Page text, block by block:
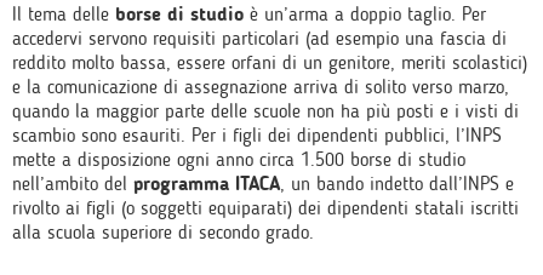
Il tema delle borse di studio è un’arma a doppio taglio. Per
accedervi servono requisiti particolari (ad esempio una fascia di
reddito molto bassa, essere orfani di un genitore, meriti scolastici)
e la comunicazione di assegnazione arriva di solito verso marzo,
quando la maggior parte delle scuole non ha più posti e i visti di
scambio sono esauriti. Per i figli dei dipendenti pubblici, l’INPS
mette a disposizione ogni anno circa 1.500 borse di studio
nell’ambito del programma ITACA, un bando indetto dall’INPS e
rivolto ai figli (o soggetti equiparati) dei dipendenti statali iscritti
alla scuola superiore di secondo grado.